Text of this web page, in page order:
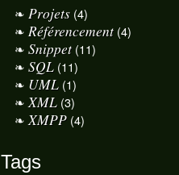
Projets (4)
Référencement(4)
Snippet(11)
SQL (11)
UML (1)
XML (3)
XMPP (4)
Tags